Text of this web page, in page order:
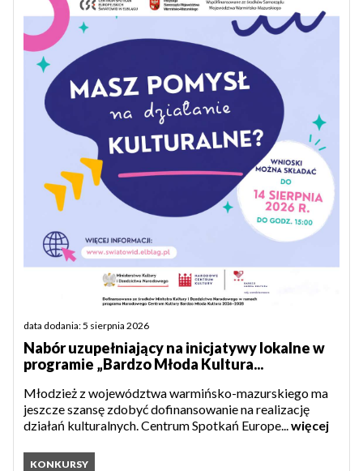
data dodania: 5 sierpnia 2026
Nabór uzupełniający na inicjatywy lokalne w
programie „Bardzo Młoda Kultura...
Młodzież z województwa warmińsko-mazurskiego ma
jeszcze szansę zdobyć dofinansowanie na realizację
działań kulturalnych. Centrum Spotkań Europe...więcej
KONKURSY